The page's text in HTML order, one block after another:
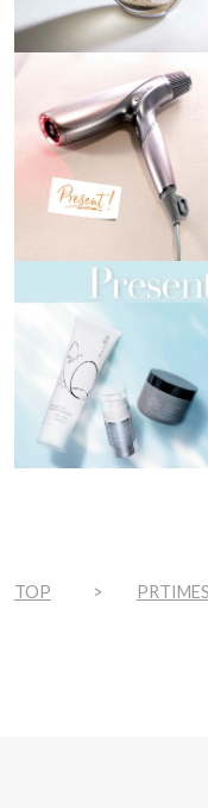
TOP PRTIMES